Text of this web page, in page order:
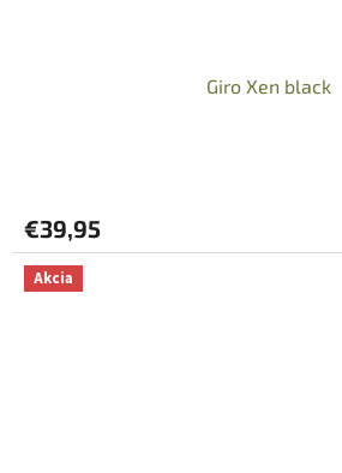
Giro Xen black
€39,95
Akcia